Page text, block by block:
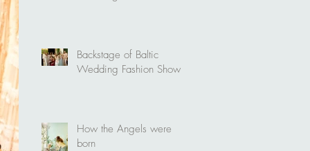
Backstage of Baltic
Wedding Fashion Show
How the Angels were
born